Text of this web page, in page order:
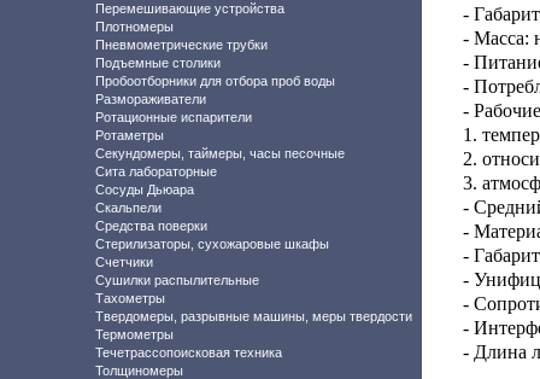
Перемешивающие устройства
Плотномеры
Пневмометрические трубки
Подъемные столики
Пробоотборники для отбора проб воды
Размораживатели
Ротационные испарители
Ротаметры
Секундомеры, таймеры, часы песочные
Сита лабораторные
Сосуды Дьюара
Скальпели
Средства поверки
Стерилизаторы, сухожаровые шкафы
Счетчики
Сушилки распылительные
Тахометры
Твердомеры, разрывные машины, меры твердости
Термометры
Течетрассопоисковая техника
Толщиномеры
-
- Масса:
-
-
-
1.
2.
3.
-
-
-
-
-
-
- Длина